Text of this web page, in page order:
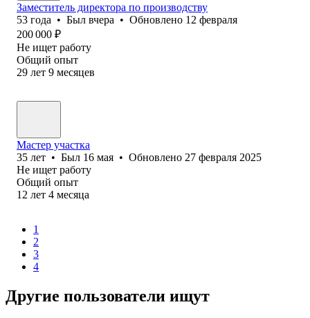
Заместитель директора по производству
53 года • Был вчера • Обновлено 12 февраля
200 000 ₽
Не ищет работу
Общий опыт
29 лет 9 месяцев
Мастер участка
35 лет • Был 16 мая • Обновлено 27 февраля 2025
Не ищет работу
Общий опыт
12 лет 4 месяца
1
2
3
4
Другие пользователи ищут